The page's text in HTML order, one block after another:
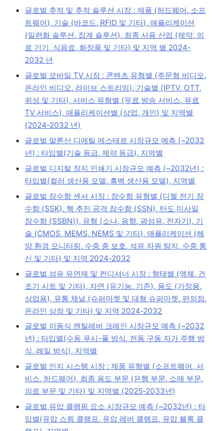
글로벌 추적 및 추적 솔루션 시장 : 제품 (하드웨어, 소프
트웨어), 기술 (바코드, RFID 및 기타), 애플리케이션
(일련화 솔루션, 집계 솔루션), 최종 사용 산업 (제약, 의
료 기기, 식음료, 화장품 및 기타) 및 지역 별 2024-
2032 년
글로벌 모바일 TV 시장 : 콘텐츠 유형별 (주문형 비디오,
온라인 비디오, 라이브 스트리밍), 기술별 (IPTV, OTT,
위성 및 기타), 서비스 유형별 (무료 방송 서비스, 유료
TV 서비스), 애플리케이션별 (상업, 개인) 및 지역별
(2024-2032 년)
글로벌 말론산 디에틸 에스테르 시장규모 예측 (~2032
년) : 타입별(기술 등급, 제약 등급), 지역별
글로벌 디지털 장지 인쇄기 시장규모 예측 (~2032년) :
타입별(컬러 생산용 모델, 흑백 생산용 모델), 지역별
글로벌 잠수함 센서 시장 : 잠수함 유형별 (디젤 전기 잠
수함 (SSK), 핵 추진 공격 잠수함 (SSN), 탄도 미사일
잠수함 (SSBN)), 유형 (소나, 음향, 광섬유, 전자기), 기
술 (CMOS, MEMS, NEMS 및 기타), 애플리케이션 (해
양 환경 모니터링, 수중 종 보호, 석유 자원 탐지, 수중 통
신 및 기타) 및 지역 2024-2032
글로벌 섬유 유연제 및 컨디셔너 시장 : 형태별 (액체, 건
조기 시트 및 기타), 자연 (유기농, 기존), 용도 (가정용,
상업용), 유통 채널 (슈퍼마켓 및 대형 슈퍼마켓, 편의점,
온라인 상점 및 기타) 및 지역 2024-2032
글로벌 이동식 캔틸레버 크레인 시장규모 예측 (~2032
년) : 타입별(수동 푸시-풀 방식, 전동 구동 자가 주행 방
식, 레일 방식), 지역별
글로벌 인지 시스템 시장 : 제품 유형별 (소프트웨어, 서
비스, 하드웨어), 최종 용도 부문 (은행 부문, 소매 부문,
의료 부문 및 기타) 및 지역별 (2025-2033년)
글로벌 유압 클램핑 요소 시장규모 예측 (~2032년) : 타
입별(유압 스윙 클램프, 유압 레버 클램프, 유압 블록 클